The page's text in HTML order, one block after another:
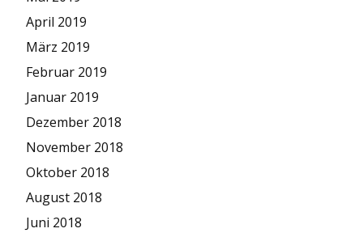
April 2019
März 2019
Februar 2019
Januar 2019
Dezember 2018
November 2018
Oktober 2018
August 2018
Juni 2018